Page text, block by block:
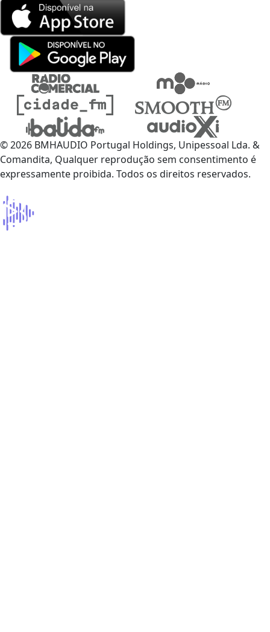
© 2026 BMHAUDIO Portugal Holdings, Unipessoal Lda. &
Comandita, Qualquer reprodução sem consentimento é
expressamente proibida. Todos os direitos reservados.